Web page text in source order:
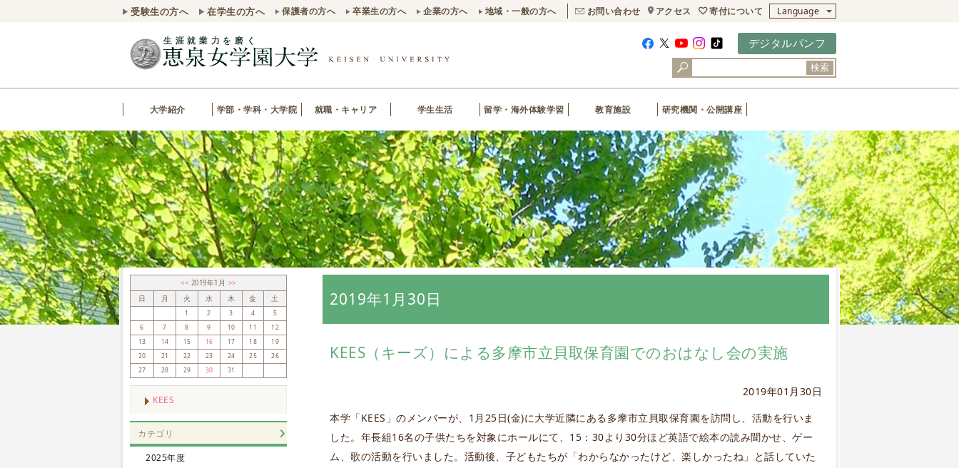
受験生の方へ 在学生の方へ 保護者の方へ 卒業生の方へ 企業の方へ 地域・一般の方へ お問い合わせ アクセス 寄付について Language
デジタルパンフ
検索
大学紹介 学部・学科・大学院 就職・キャリア 学生生活 留学・海外体験学習 教育施設 研究機関・公開講座
2019年1月30日
KEES（キーズ）による多摩市立貝取保育園でのおはなし会の実施
2019年01月30日
本学「KEES」のメンバーが、1月25日(金)に大学近隣にある多摩市立貝取保育園を訪問し、活動を行いま
した。年長組16名の子供たちを対象にホールにて、15：30より30分ほど英語で絵本の読み聞かせ、ゲー
ム、歌の活動を行いました。活動後、子どもたちが「わからなかったけど、楽しかったね」と話していた
<< 2019年1月 >>
日
月 火 水 木 金 土
1 2 3 4
5
6
7 8 9 10 11
12
13
14 15 16 17 18
19
20
21 22 23 24 25
26
27
28 29 30 31
KEES
カテゴリ
2025年度